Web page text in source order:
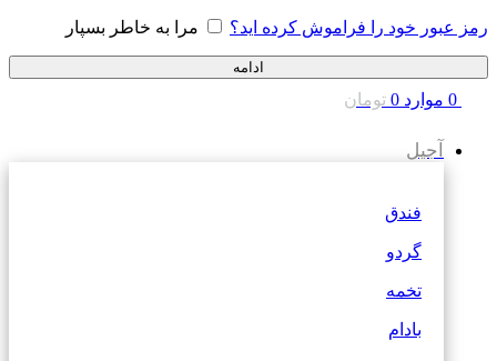
رمز عبور خود را فراموش کرده اید؟ مرا به خاطر بسپار
ادامه
0 موارد 0 تومان
آجیل
فندق
گردو
تخمه
بادام